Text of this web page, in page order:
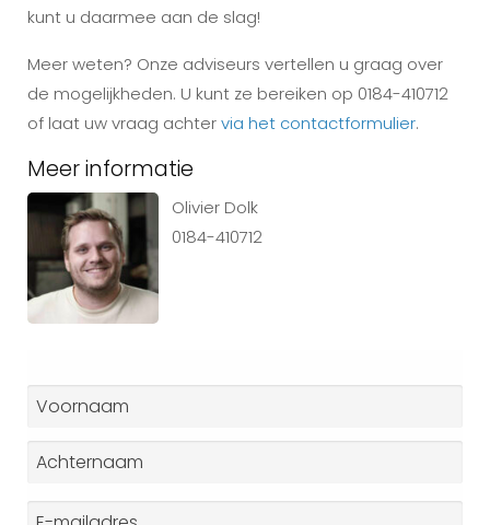
kunt u daarmee aan de slag!
Meer weten? Onze adviseurs vertellen u graag over
de mogelijkheden. U kunt ze bereiken op 0184-410712
of laat uw vraag achtervia het contactformulier.
Meer informatie
Olivier Dolk
0184-410712
Naam
Voornaam
E-